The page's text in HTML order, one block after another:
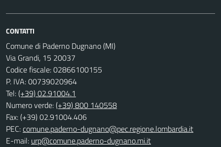
CONTATTI
Comune di Paderno Dugnano (MI)
Via Grandi, 15 20037
Codice fiscale: 02866100155
P. IVA: 00739020964
Tel:(+39) 02.91004.1
Numero verde:(+39) 800 140558
Fax: (+39) 02.91004.406
PEC:comune.paderno-dugnano@pec.regione.lombardia.it
E-mail: urp@comune.paderno-dugnano.mi.it